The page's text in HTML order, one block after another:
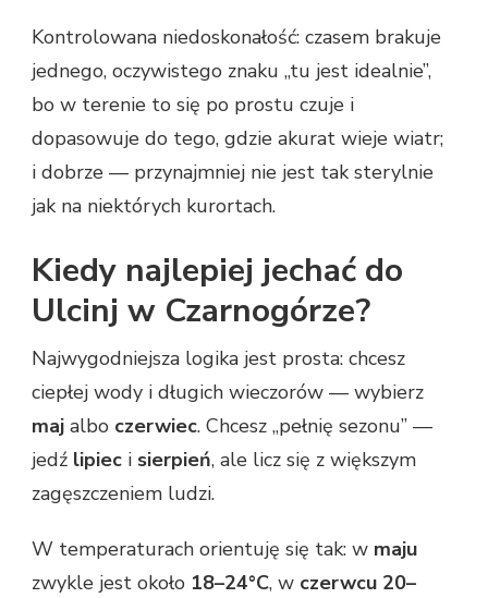
Kontrolowana niedoskonałość: czasem brakuje
jednego, oczywistego znaku „tu jest idealnie”,
bo w terenie to się po prostu czuje i
dopasowuje do tego, gdzie akurat wieje wiatr;
i dobrze — przynajmniej nie jest tak sterylnie
jak na niektórych kurortach.
Kiedy najlepiej jechać do
Ulcinj w Czarnogórze?
Najwygodniejsza logika jest prosta: chcesz
ciepłej wody i długich wieczorów — wybierz
maj albo czerwiec. Chcesz „pełnię sezonu” —
jedź lipiec i sierpień, ale licz się z większym
zagęszczeniem ludzi.
W temperaturach orientuję się tak: w maju
zwykle jest około 18–24°C, w czerwcu 20–